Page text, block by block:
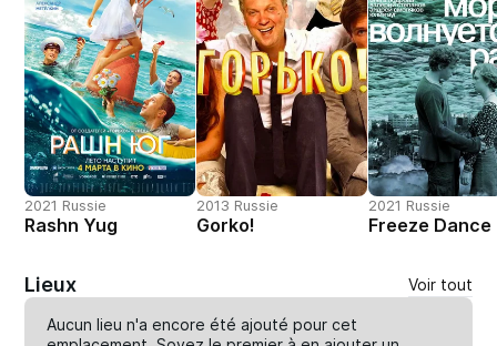
2021 Russie
Rashn Yug
2013 Russie
Gorko!
2021 Russie
Freeze Dance
Lieux Voir tout
Aucun lieu n'a encore été ajouté pour cet